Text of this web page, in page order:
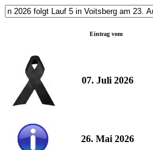
Eintrag vom
07. Juli 2026
26. Mai 2026